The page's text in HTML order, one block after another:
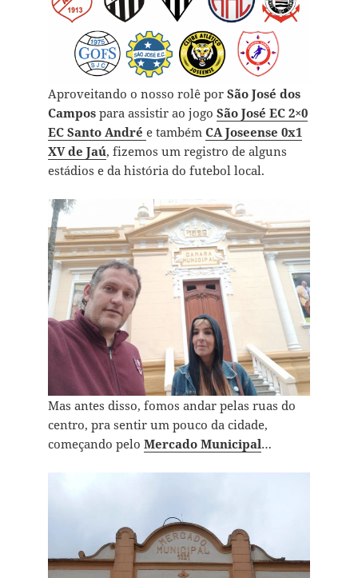
Aproveitando o nosso rolê por São José dos
Campos para assistir ao jogo São José EC 2×0
EC Santo André e também CA Joseense 0x1
XV de Jaú, fizemos um registro de alguns
estádios e da história do futebol local.
Mas antes disso, fomos andar pelas ruas do
centro, pra sentir um pouco da cidade,
começando pelo Mercado Municipal…